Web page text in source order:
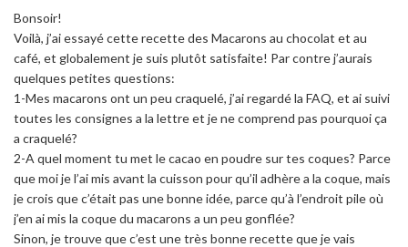
Bonsoir!
Voilà, j’ai essayé cette recette des Macarons au chocolat et au
café, et globalement je suis plutôt satisfaite! Par contre j’aurais
quelques petites questions:
1-Mes macarons ont un peu craquelé, j’ai regardé la FAQ, et ai suivi
toutes les consignes a la lettre et je ne comprend pas pourquoi ça
a craquelé?
2-A quel moment tu met le cacao en poudre sur tes coques? Parce
que moi je l’ai mis avant la cuisson pour qu’il adhère a la coque, mais
je crois que c’était pas une bonne idée, parce qu’à l’endroit pile où
j’en ai mis la coque du macarons a un peu gonflée?
Sinon, je trouve que c’est une très bonne recette que je vais